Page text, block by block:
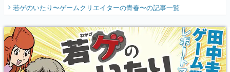
『少年ジャンプ』色だった【若ゲのいた
り】
若ゲのいたり〜ゲームクリエイターの青春〜の記事一覧